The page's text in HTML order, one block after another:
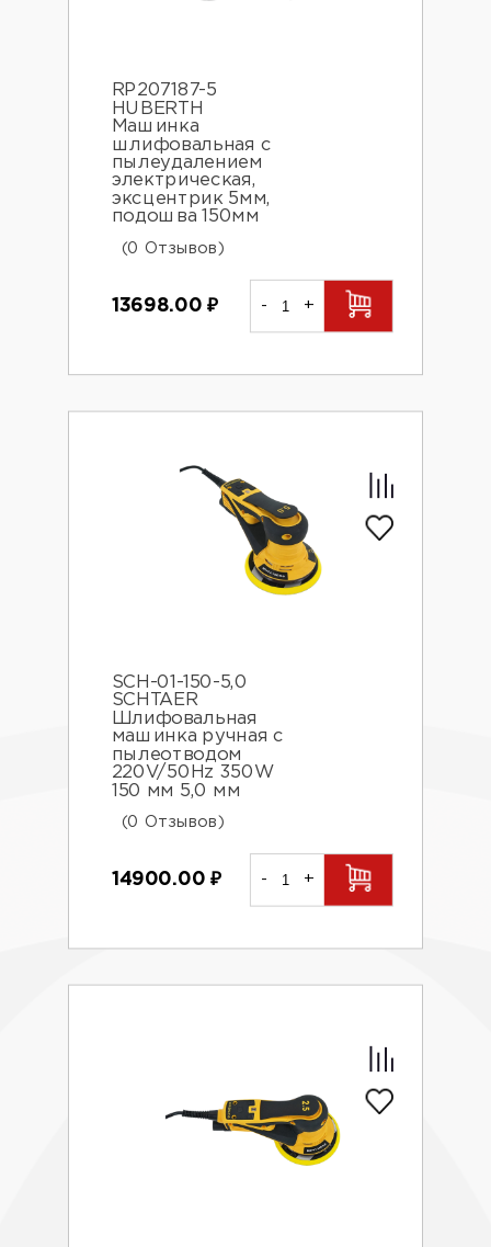
RP207187-5
HUBERTH
Машинка
шлифовальная с
пылеудалением
электрическая,
эксцентрик 5мм,
подошва 150мм
(0 Отзывов)
13698.00₽ - +
SCH-01-150-5,0
SCHTAER
Шлифовальная
машинка ручная с
пылеотводом
220V/50Hz 350W
150 мм 5,0 мм
(0 Отзывов)
14900.00 ₽ - +